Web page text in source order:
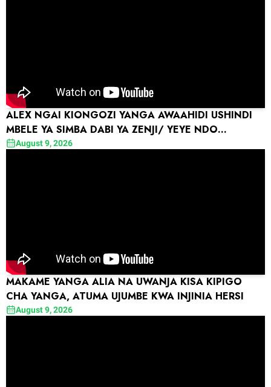
ALEX NGAI KIONGOZI YANGA AWAAHIDI USHINDI
MBELE YA SIMBA DABI YA ZENJI/ YEYE NDO
KIONGOZI WA MSAFARA
August 9, 2026
MAKAME YANGA ALIA NA UWANJA KISA KIPIGO
CHA YANGA, ATUMA UJUMBE KWA INJINIA HERSI
August 9, 2026